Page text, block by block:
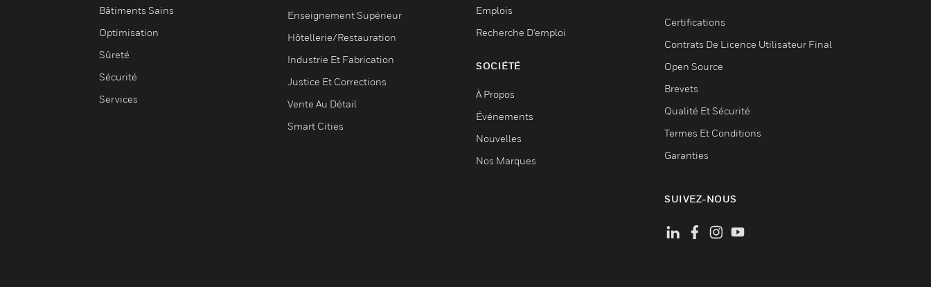
Bâtiments Sains
Optimisation
Sûreté
Sécurité
Services
Enseignement Supérieur
Hôtellerie/Restauration
Industrie Et Fabrication
Justice Et Corrections
Vente Au Détail
Smart Cities
Emplois
Recherche D'emploi
SOCIÉTÉ
À Propos
Événements
Nouvelles
Nos Marques
Certifications
Contrats De Licence Utilisateur Final
Open Source
Brevets
Qualité Et Sécurité
Termes Et Conditions
Garanties
SUIVEZ-NOUS